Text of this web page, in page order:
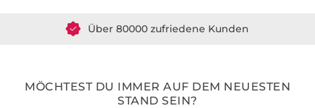
MÖCHTEST DU IMMER AUF DEM NEUESTEN
STAND SEIN?